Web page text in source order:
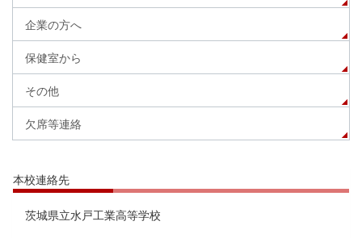
企業の方へ
保健室から
その他
欠席等連絡
本校連絡先
茨城県立水戸工業高等学校